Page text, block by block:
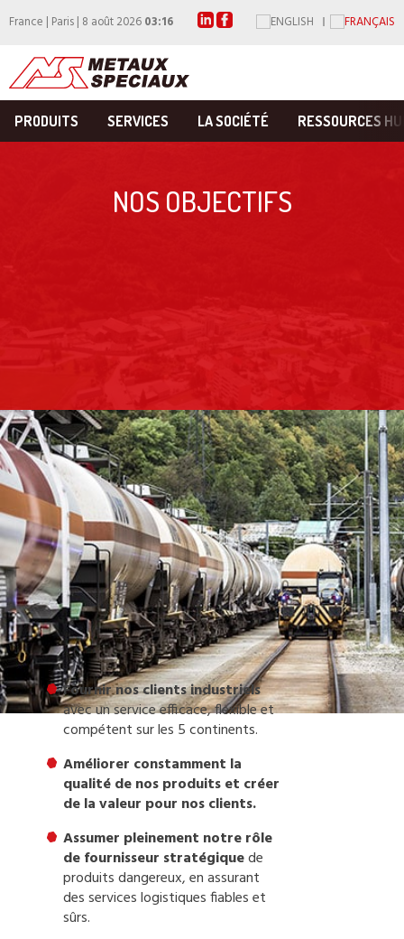
France | Paris | 8 août 202603:16
PRODUITS SERVICES LA SOCIÉTÉ RESSOURCES
NOS OBJECTIFS
Fournir nos clients industriels
avec un service efficace, flexible et
compétent sur les 5 continents.
Améliorer constamment la
qualité de nos produits et créer
de la valeur pour nos clients.
Assumer pleinement notre rôle
de fournisseur stratégiquede
produits dangereux, en assurant
des services logistiques fiables et
sûrs.